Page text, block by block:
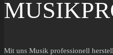
Mit uns Musik professionell